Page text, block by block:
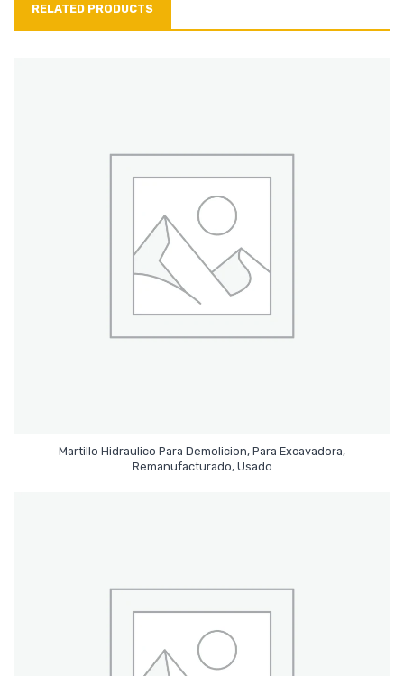
RELATED PRODUCTS
Martillo Hidraulico Para Demolicion, Para Excavadora,
Remanufacturado, Usado
Leer Más